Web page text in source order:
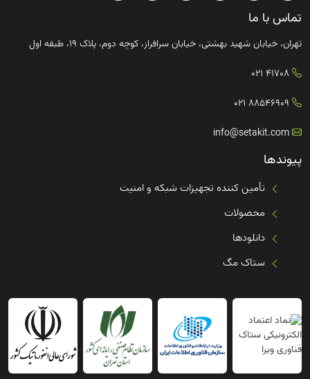
تماس با ما
تهران، خیابان شهید بهشتی، خیابان سرافراز، کوچه دوم، پلاک ۱۹، طبقه اول
41708 021
88546909 021
info@setakit.com
پیوندها
تأمین کننده تجهیزات شبکه و امنیت
محصولات
دانلودها
ستاک مگ